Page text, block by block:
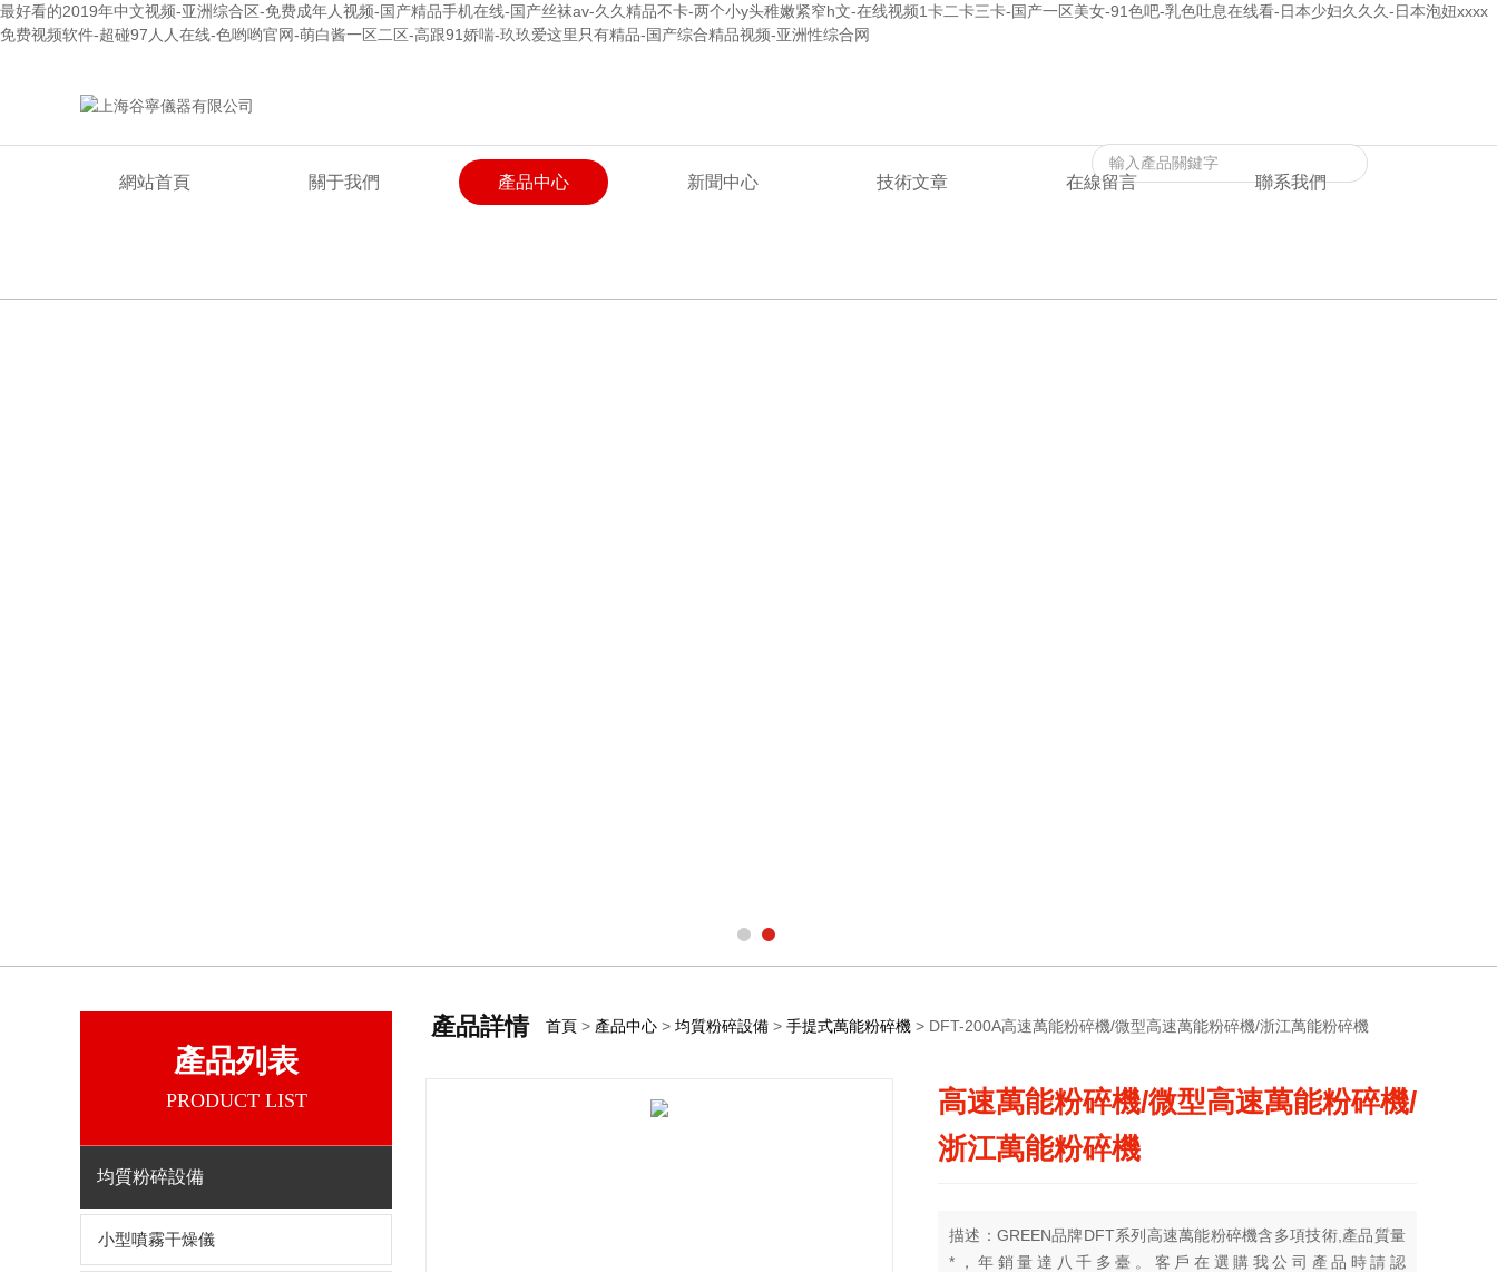
最好看的2019年中文视频-亚洲综合区-免费成年人视频-国产精品手机在线-国产丝袜av-久久精品不卡-两个小y头稚嫩紧窄h文-在线视频1卡二卡三卡-国产一区美女-91色吧-乳色吐息在线看-日本少妇久久久-日本泡妞xxxx
免费视频软件-超碰97人人在线-色哟哟官网-萌白酱一区二区-高跟91娇喘-玖玖爱这里只有精品-国产综合精品视频-亚洲性综合网
網站首頁 關于我們 產品中心 新聞中心 技術文章 在線留言 聯系我們
產品列表
PRODUCT LIST
均質粉碎設備
小型噴霧干燥儀
產品詳情 首頁 > 產品中心 > 均質粉碎設備 > 手提式萬能粉碎機 > DFT-200A高速萬能粉碎機/微型高速萬能粉碎機/浙江萬能粉碎機
高速萬能粉碎機/微型高速萬能粉碎機/
浙江萬能粉碎機
描述：GREEN品牌DFT系列高速萬能粉碎機含多項技術,產品質量
*，年銷量達八千多臺。客戶在選購我公司產品時請認